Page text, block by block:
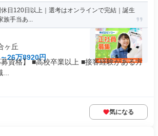
日120日以上｜選考はオンラインで完結｜誕生
族手当あ...
ヶ丘
26万8920円
資格】 ■高校卒業以上 ■接客経験がある方
気になる